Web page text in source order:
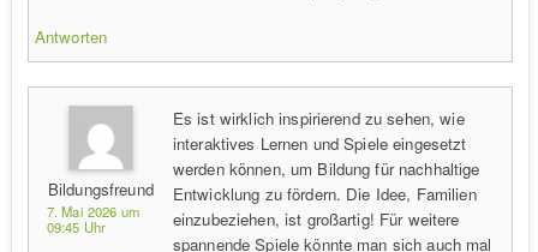
Antworten
Bildungsfreund
7. Mai 2026 um
09:45 Uhr
Es ist wirklich inspirierend zu sehen, wie
interaktives Lernen und Spiele eingesetzt
werden können, um Bildung für nachhaltige
Entwicklung zu fördern. Die Idee, Familien
einzubeziehen, ist großartig! Für weitere
spannende Spiele könnte man sich auch mal